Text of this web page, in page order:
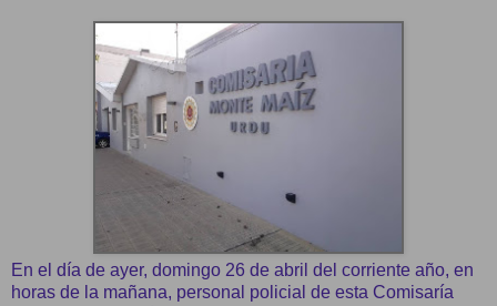
En el día de ayer, domingo 26 de abril del corriente año, en
horas de la mañana, personal policial de esta Comisaría